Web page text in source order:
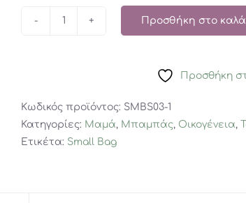
ποσότητα
Προσθήκη στο
Προσθήκη
Κωδικός προϊόντος: SMBS03-1
Κατηγορίες: Μαμά, Μπαμπάς, Οικογένεια,
Ετικέτα: Small Bag